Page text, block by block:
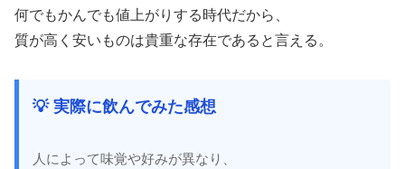
何でもかんでも値上がりする時代だから、
質が高く安いものは貴重な存在であると言える。
💡 実際に飲んでみた感想
人によって味覚や好みが異なり、